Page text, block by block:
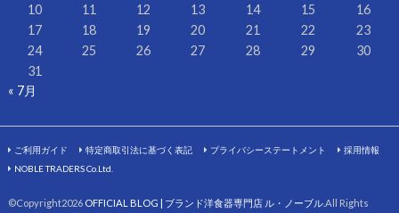
10
11 12 13 14 15
16
17
18 19 20 21 22
23
24
25 26 27 28 29
30
31
« 7月
ご利用ガイド 特定商取引法に基づく表記 プライバシーステートメント
採用情報
NOBLE TRADERS Co.Ltd.
©Copyright2026 OFFICIAL BLOG | ブランド洋食器専門店 ル・ノーブル.All Rights